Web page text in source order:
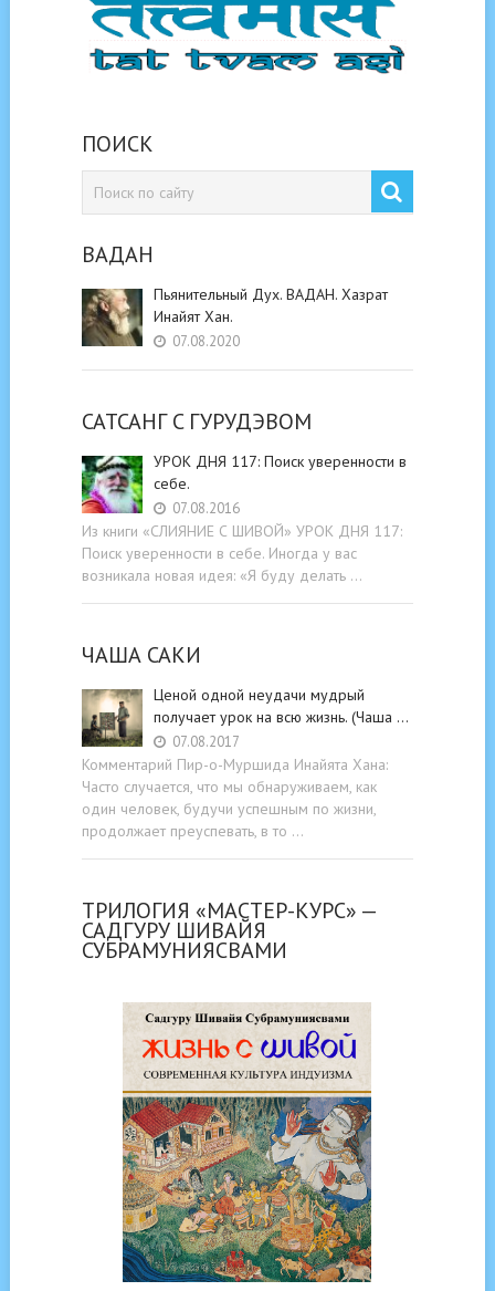
ПОИСК
ВАДАН
Пьянительный Дух. ВАДАН. Хазрат
Инайят Хан.
07.08.2020
САТСАНГ C ГУРУДЭВОМ
УРОК ДНЯ 117: Поиск уверенности в
себе.
07.08.2016
Из книги «СЛИЯНИЕ С ШИВОЙ» УРОК ДНЯ 117:
Поиск уверенности в себе. Иногда у вас
возникала новая идея: «Я буду делать …
ЧАША САКИ
Ценой одной неудачи мудрый
получает урок на всю жизнь. (Чаша …
07.08.2017
Комментарий Пир-о-Муршида Инайята Хана:
Часто случается, что мы обнаруживаем, как
один человек, будучи успешным по жизни,
продолжает преуспевать, в то …
ТРИЛОГИЯ «МАСТЕР-КУРС» —
САДГУРУ ШИВАЙЯ
СУБРАМУНИЯСВАМИ